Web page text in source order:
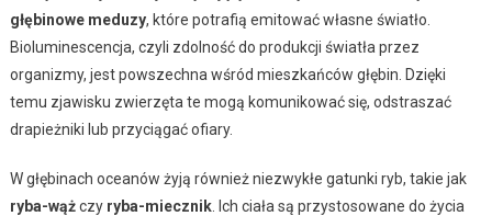
głębinowe meduzy, które potrafią emitować własne światło.
Bioluminescencja, czyli zdolność do produkcji światła przez
organizmy, jest powszechna wśród mieszkańców głębin. Dzięki
temu zjawisku zwierzęta te mogą komunikować się, odstraszać
drapieżniki lub przyciągać ofiary.
W głębinach oceanów żyją również niezwykłe gatunki ryb, takie jak
ryba-wążczy ryba-miecznik. Ich ciała są przystosowane do życia